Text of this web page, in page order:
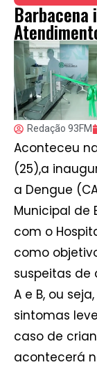
Barbacena
Redação 93FM
Aconteceu
(25),a
a Dengue
Municipal de
com o
como
suspeitas de
A e B, ou
sintomas
caso de
acontecerá